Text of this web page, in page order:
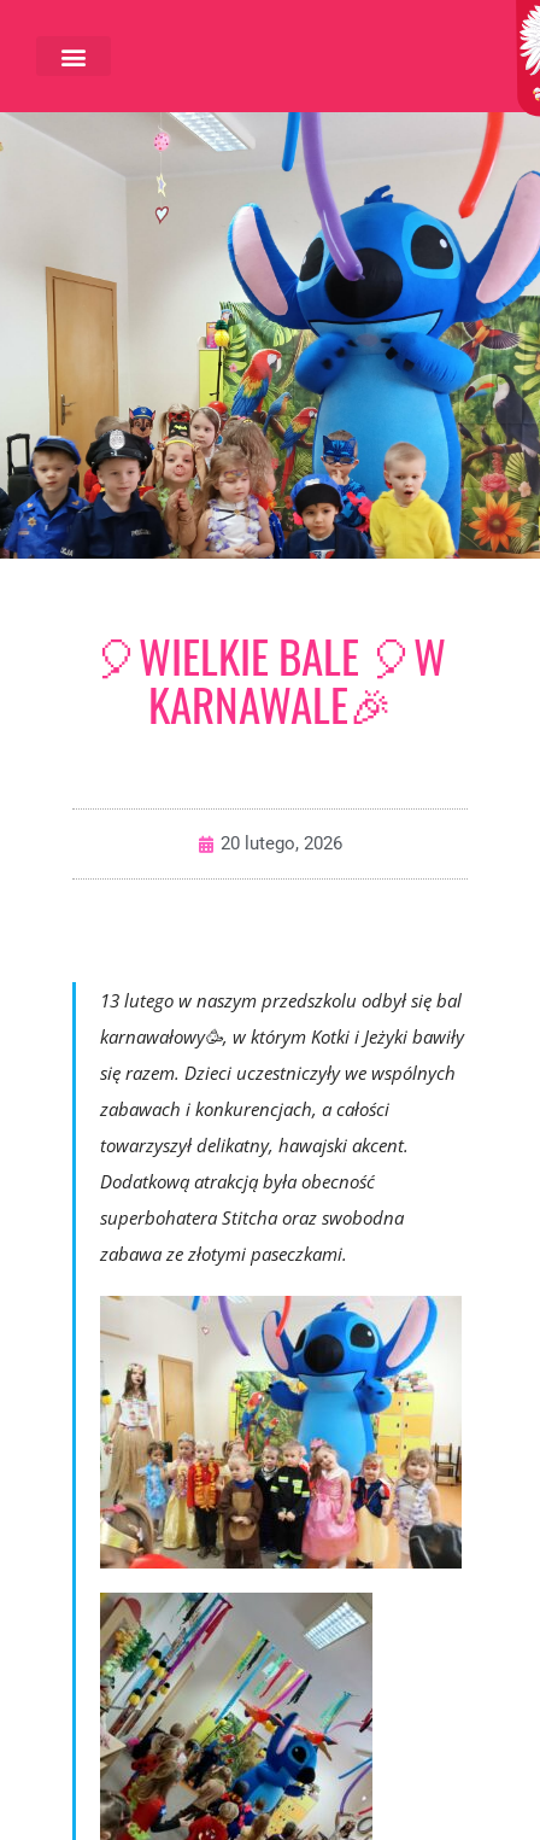
🎈WIELKIE BALE 🎈W
KARNAWALE🎉
20 lutego, 2026
13 lutego w naszym przedszkolu odbył się bal
karnawałowy🥳, w którym Kotki i Jeżyki bawiły
się razem. Dzieci uczestniczyły we wspólnych
zabawach i konkurencjach, a całości
towarzyszył delikatny, hawajski akcent.
Dodatkową atrakcją była obecność
superbohatera Stitcha oraz swobodna
zabawa ze złotymi paseczkami.